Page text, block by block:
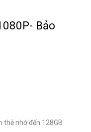
Bảo
thẻ nhớ đến 128GB